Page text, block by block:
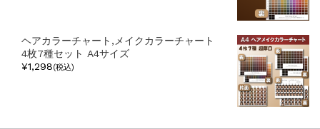
ヘアカラーチャート,メイクカラーチャート
4枚7種セット A4サイズ
¥1,298(税込)